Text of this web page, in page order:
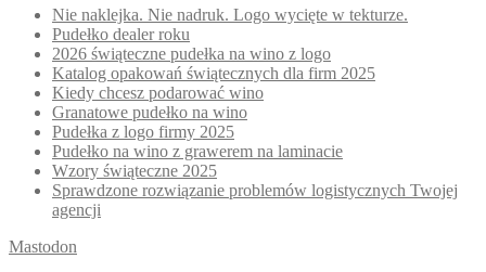
Nie naklejka. Nie nadruk. Logo wycięte w tekturze.
Pudełko dealer roku
2026 świąteczne pudełka na wino z logo
Katalog opakowań świątecznych dla firm 2025
Kiedy chcesz podarować wino
Granatowe pudełko na wino
Pudełka z logo firmy 2025
Pudełko na wino z grawerem na laminacie
Wzory świąteczne 2025
Sprawdzone rozwiązanie problemów logistycznych Twojej
agencji
Mastodon